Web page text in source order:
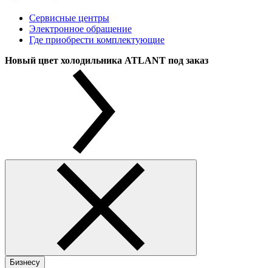
Сервисные центры
Электронное обращение
Где приобрести комплектующие
Новый цвет холодильника ATLANT под заказ
Бизнесу